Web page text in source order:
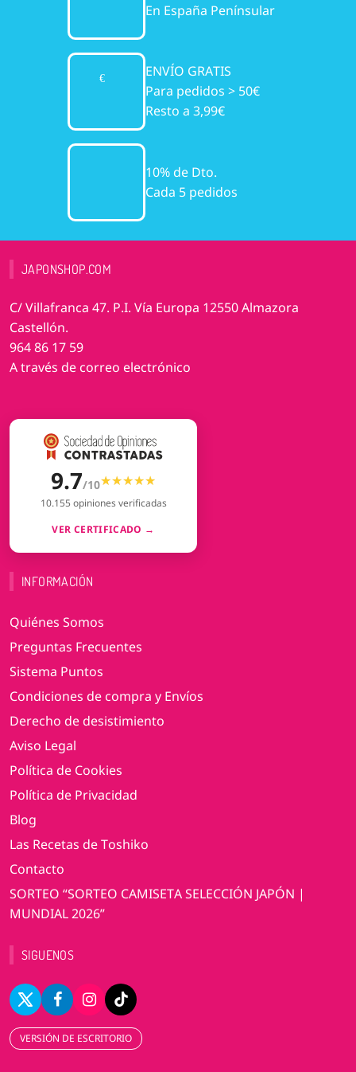
En España Penínsular
ENVÍO GRATIS
Para pedidos > 50€
Resto a 3,99€
10% de Dto.
Cada 5 pedidos
JAPONSHOP.COM
C/ Villafranca 47. P.I. Vía Europa 12550 Almazora
Castellón.
964 86 17 59
A través de correo electrónico
9.7/10★★★★★
★★★★★
10.155 opiniones verificadas
VER CERTIFICADO →
INFORMACIÓN
Quiénes Somos
Preguntas Frecuentes
Sistema Puntos
Condiciones de compra y Envíos
Derecho de desistimiento
Aviso Legal
Política de Cookies
Política de Privacidad
Blog
Las Recetas de Toshiko
Contacto
SORTEO “SORTEO CAMISETA SELECCIÓN JAPÓN |
MUNDIAL 2026”
SIGUENOS
VERSIÓN DE ESCRITORIO